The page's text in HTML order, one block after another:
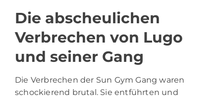
Die abscheulichen
Verbrechen von Lugo
und seiner Gang
Die Verbrechen der Sun Gym Gang waren
schockierend brutal. Sie entführten und